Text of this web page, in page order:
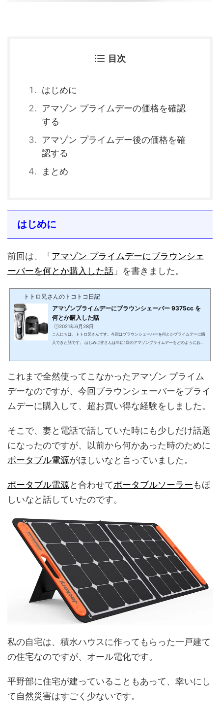
目次
はじめに
アマゾン プライムデーの価格を確認
する
アマゾン プライムデー後の価格を確
認する
まとめ
はじめに
前回は、「アマゾン プライムデーにブラウンシェ
ーバーを何とか購入した話 」を書きました。
トトロ兄さんのトコトコ日記
アマゾンプライムデーにブラウンシェーバー 9375cc を
何とか購入した話
2021年6月28日
こんにちは、トトロ兄さんです。今回はブラウンシェーバーを何とかプライムデーに購
入できた話です。 はじめに皆さんは年に1回のアマゾンプライムデーをどのようにお過
んな私が、今回はアマゾンプライムデーでブラウンシェーバーを購入しました。(functi
これまで全然使ってこなかったアマゾン プライム
デーなのですが、今回ブラウンシェーバーをプライ
ムデーに購入して、超お買い得な経験をしました。
そこで、妻と電話で話していた時にも少しだけ話題
になったのですが、以前から何かあった時のために
ポータブル電源がほしいなと言っていました。
ポータブル電源と合わせてポータブルソーラーもほ
しいなと話していたのです。
私の自宅は、積水ハウスに作ってもらった一戸建て
の住宅なのですが、オール電化です。
平野部に住宅が建っていることもあって、幸いにし
て自然災害はすごく少ないです。